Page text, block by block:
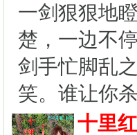
一剑狠狠地
楚，一边不
剑手忙脚乱
笑。谁让你
十里